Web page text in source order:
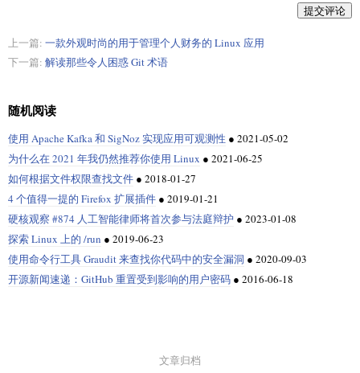
提交评论
上一篇: 一款外观时尚的用于管理个人财务的 Linux 应用
下一篇: 解读那些令人困惑 Git 术语
随机阅读
使用 Apache Kafka 和 SigNoz 实现应用可观测性 ● 2021-05-02
为什么在 2021 年我仍然推荐你使用 Linux ● 2021-06-25
如何根据文件权限查找文件 ● 2018-01-27
4 个值得一提的 Firefox 扩展插件 ● 2019-01-21
硬核观察 #874 人工智能律师将首次参与法庭辩护 ● 2023-01-08
探索 Linux 上的 /run ● 2019-06-23
使用命令行工具 Graudit 来查找你代码中的安全漏洞 ● 2020-09-03
开源新闻速递：GitHub 重置受到影响的用户密码 ● 2016-06-18
文章归档